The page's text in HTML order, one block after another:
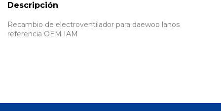
Descripción
Recambio de electroventilador para daewoo lanos
referencia OEM IAM